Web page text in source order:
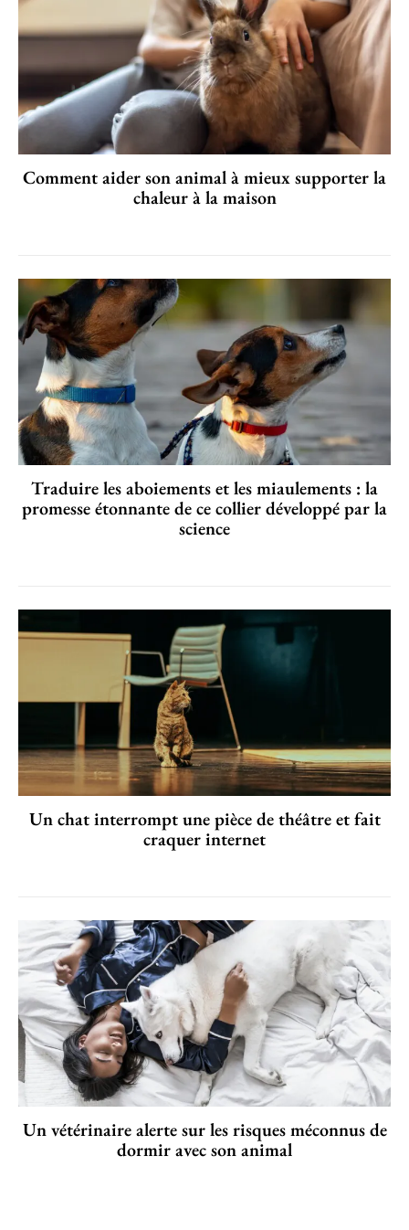
Comment aider son animal à mieux supporter la
chaleur à la maison
Traduire les aboiements et les miaulements : la
promesse étonnante de ce collier développé par la
science
Un chat interrompt une pièce de théâtre et fait
craquer internet
Un vétérinaire alerte sur les risques méconnus de
dormir avec son animal